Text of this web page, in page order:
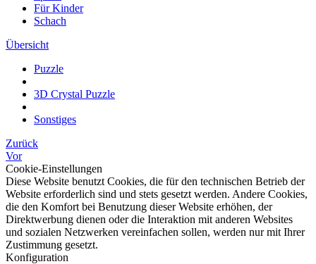
Für Kinder
Schach
Übersicht
Puzzle
3D Crystal Puzzle
Sonstiges
Zurück
Vor
Cookie-Einstellungen
Diese Website benutzt Cookies, die für den technischen Betrieb der
Website erforderlich sind und stets gesetzt werden. Andere Cookies,
die den Komfort bei Benutzung dieser Website erhöhen, der
Direktwerbung dienen oder die Interaktion mit anderen Websites
und sozialen Netzwerken vereinfachen sollen, werden nur mit Ihrer
Zustimmung gesetzt.
Konfiguration